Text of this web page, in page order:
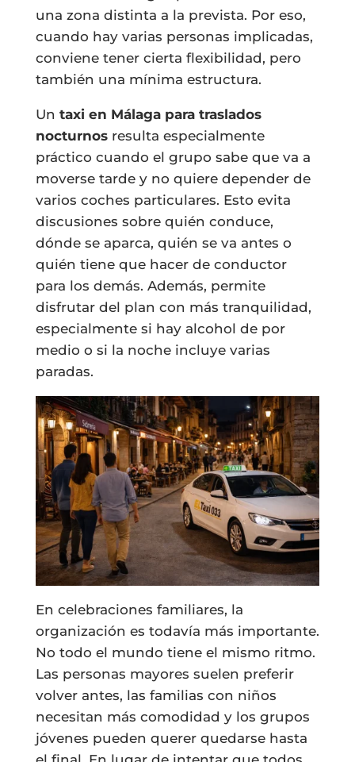
una zona distinta a la prevista. Por eso,
cuando hay varias personas implicadas,
conviene tener cierta flexibilidad, pero
también una mínima estructura.
Un taxi en Málaga para traslados
nocturnosresulta especialmente
práctico cuando el grupo sabe que va a
moverse tarde y no quiere depender de
varios coches particulares. Esto evita
discusiones sobre quién conduce,
dónde se aparca, quién se va antes o
quién tiene que hacer de conductor
para los demás. Además, permite
disfrutar del plan con más tranquilidad,
especialmente si hay alcohol de por
medio o si la noche incluye varias
paradas.
En celebraciones familiares, la
organización es todavía más importante.
No todo el mundo tiene el mismo ritmo.
Las personas mayores suelen preferir
volver antes, las familias con niños
necesitan más comodidad y los grupos
jóvenes pueden querer quedarse hasta